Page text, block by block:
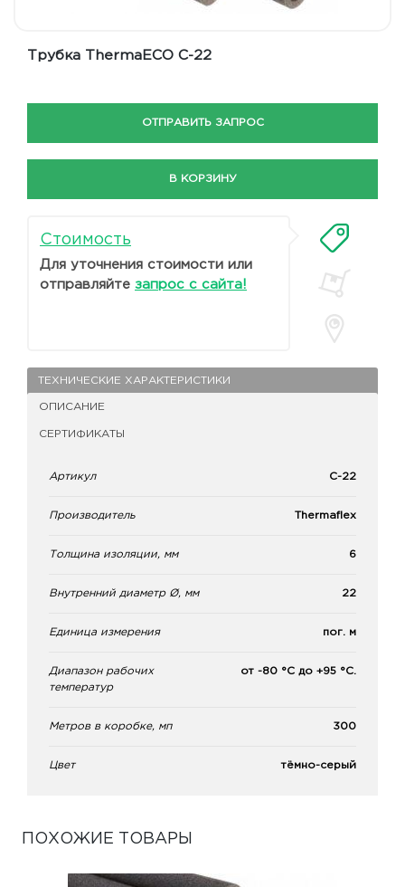
Трубка ThermaECO С-22
ОТПРАВИТЬ ЗАПРОС
В КОРЗИНУ
Стоимость
Для уточнения стоимости или
отправляйте запрос с сайта!
ТЕХНИЧЕСКИЕ ХАРАКТЕРИСТИКИ
ОПИСАНИЕ
СЕРТИФИКАТЫ
Артикул С-22
Производитель Thermaflex
Толщина изоляции, мм 6
Внутренний диаметр Ø, мм 22
Единица измерения пог. м
Диапазон рабочих
температур
от -80 °С до +95 °С.
Метров в коробке, мп 300
Цвет тёмно-серый
ПОХОЖИЕ ТОВАРЫ